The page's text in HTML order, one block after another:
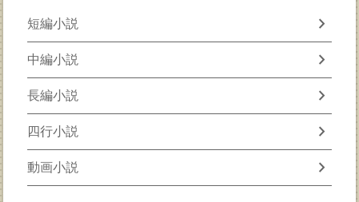
短編小説 chevron_right
中編小説 chevron_right
長編小説 chevron_right
四行小説 chevron_right
動画小説 chevron_right